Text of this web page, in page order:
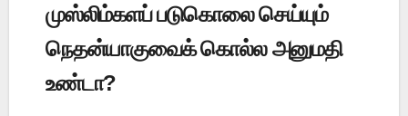
முஸ்லிம்களப் படுகொலை செய்யும்
நெதன்யாகுவைக் கொல்ல அனுமதி
உண்டா?